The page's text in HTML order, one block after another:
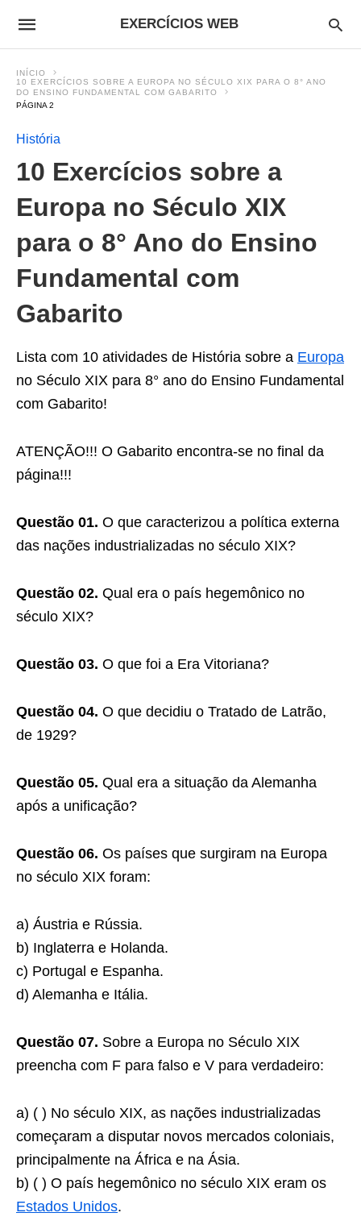
EXERCÍCIOS WEB
INÍCIO
10 EXERCÍCIOS SOBRE A EUROPA NO SÉCULO XIX PARA O 8° ANO
DO ENSINO FUNDAMENTAL COM GABARITO
PÁGINA 2
História
10 Exercícios sobre a
Europa no Século XIX
para o 8° Ano do Ensino
Fundamental com
Gabarito
Lista com 10 atividades de História sobre a Europa
no Século XIX para 8° ano do Ensino Fundamental
com Gabarito!
ATENÇÃO!!! O Gabarito encontra-se no final da
página!!!
Questão 01. O que caracterizou a política externa
das nações industrializadas no século XIX?
Questão 02. Qual era o país hegemônico no
século XIX?
Questão 03. O que foi a Era Vitoriana?
Questão 04. O que decidiu o Tratado de Latrão,
de 1929?
Questão 05. Qual era a situação da Alemanha
após a unificação?
Questão 06. Os países que surgiram na Europa
no século XIX foram:
a) Áustria e Rússia.
b) Inglaterra e Holanda.
c) Portugal e Espanha.
d) Alemanha e Itália.
Questão 07. Sobre a Europa no Século XIX
preencha com F para falso e V para verdadeiro:
a) ( ) No século XIX, as nações industrializadas
começaram a disputar novos mercados coloniais,
principalmente na África e na Ásia.
b) ( ) O país hegemônico no século XIX eram os
Estados Unidos.